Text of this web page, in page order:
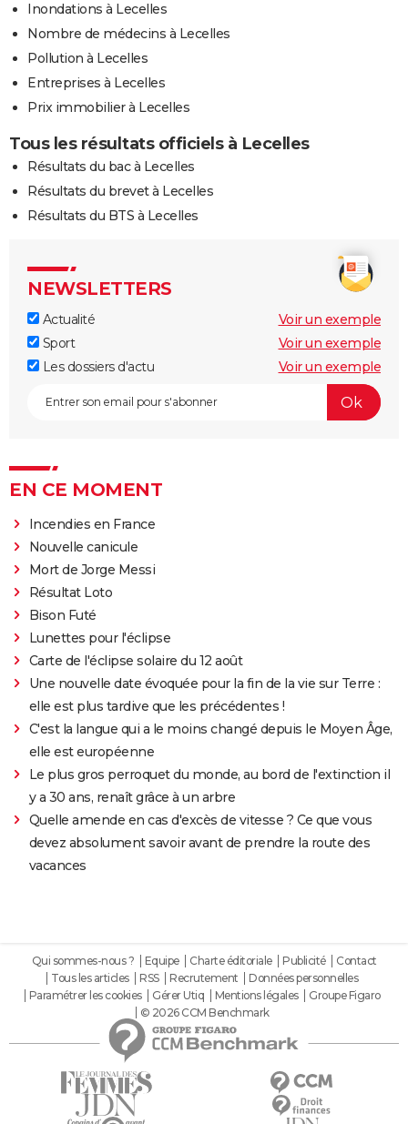
Inondations à Lecelles
Nombre de médecins à Lecelles
Pollution à Lecelles
Entreprises à Lecelles
Prix immobilier à Lecelles
Tous les résultats officiels à Lecelles
Résultats du bac à Lecelles
Résultats du brevet à Lecelles
Résultats du BTS à Lecelles
NEWSLETTERS
Actualité
Voir un exemple
Sport
Voir un exemple
Les dossiers d'actu
Voir un exemple
EN CE MOMENT
Incendies en France
Nouvelle canicule
Mort de Jorge Messi
Résultat Loto
Bison Futé
Lunettes pour l'éclipse
Carte de l'éclipse solaire du 12 août
Une nouvelle date évoquée pour la fin de la vie sur Terre :
elle est plus tardive que les précédentes !
C'est la langue qui a le moins changé depuis le Moyen Âge,
elle est européenne
Le plus gros perroquet du monde, au bord de l'extinction il
y a 30 ans, renaît grâce à un arbre
Quelle amende en cas d'excès de vitesse ? Ce que vous
devez absolument savoir avant de prendre la route des
vacances
Qui sommes-nous ? Equipe Charte éditoriale Publicité
Contact
Tous les articles
RSS Recrutement
Données personnelles
Paramétrer les cookies
Gérer Utiq Mentions légales
Groupe Figaro
© 2026 CCM Benchmark